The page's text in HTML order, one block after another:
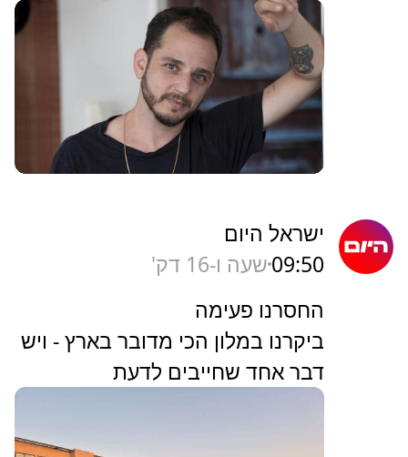
ישראל היום
09:50שעה ו-16 דק'
החסרנו פעימה
ביקרנו במלון הכי מדובר בארץ - ויש
דבר אחד שחייבים לדעת